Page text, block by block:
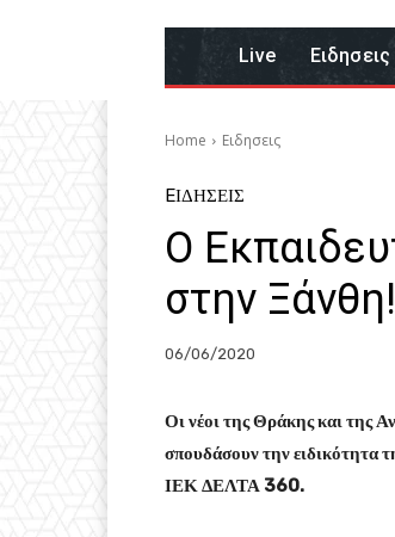
Live Eιδησεις
Home Eιδησεις
EΙΔΗΣΕΙΣ
O
στην Ξάνθη!
06/06/2020
Οι νέοι της Θράκης και της
σπουδάσουν την ειδικότητα
ΙΕΚ ΔΕΛΤΑ 360.